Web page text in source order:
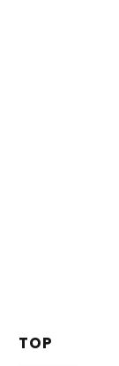
TOP